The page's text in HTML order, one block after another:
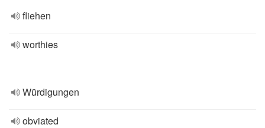
fliehen
worthies
Würdigungen
obviated